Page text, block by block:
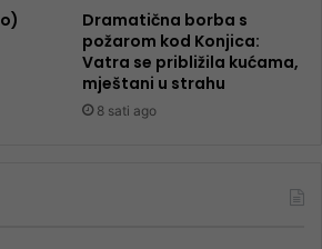
Dramatična borba s
požarom kod Konjica:
Vatra se približila kućama,
mještani u strahu
8 sati ago